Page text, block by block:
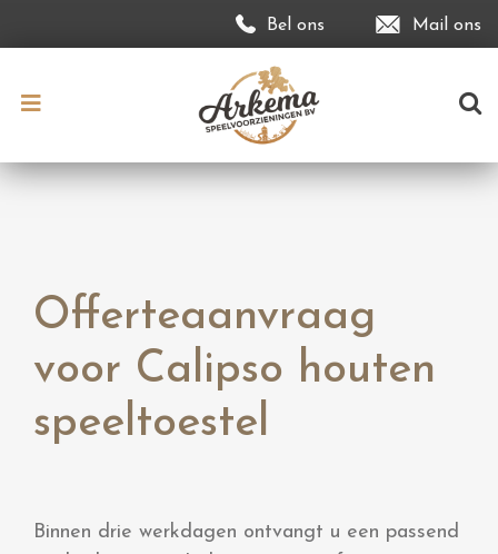
Bel ons Mail ons
Offerteaanvraag
voor Calipso houten
speeltoestel
Binnen drie werkdagen ontvangt u een passend